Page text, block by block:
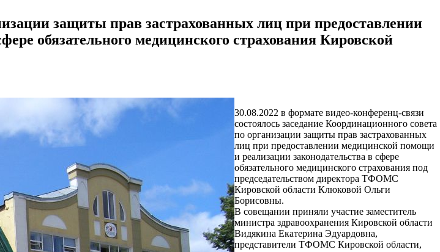
защиты прав застрахованных лиц при предоставлении
обязательного медицинского страхования Кировской
30.08.2022 в формате видео-конференц-связи
состоялось заседание Координационного совета
по организации защиты прав застрахованных
лиц при предоставлении медицинской помощи
и реализации законодательства в сфере
обязательного медицинского страхования под
председательством директора ТФОМС
Кировской области Клюковой Ольги
Борисовны.
В совещании приняли участие заместитель
министра здравоохранения Кировской области
Видякина Екатерина Эдуардовна,
представители ТФОМС Кировской области,